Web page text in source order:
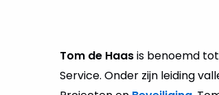
Tom de Haasis benoemd
Service. Onder zijn leiding